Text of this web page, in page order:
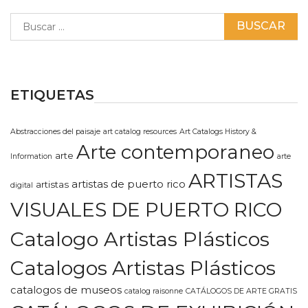
ETIQUETAS
Abstracciones del paisaje art catalog resources Art Catalogs History &
Information arte Arte contemporaneo arte
digital artistas artistas de puerto rico ARTISTAS
VISUALES DE PUERTO RICO
Catalogo Artistas Plásticos
Catalogos Artistas Plásticos
catalogos de museos catalog raisonne CATÁLOGOS DE ARTE GRATIS